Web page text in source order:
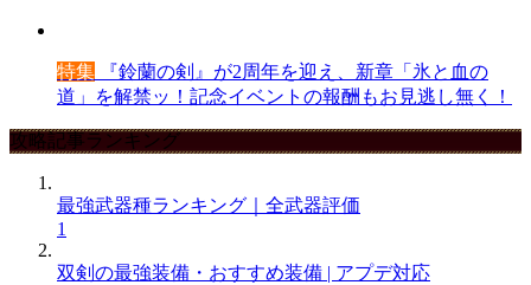
特集 『鈴蘭の剣』が2周年を迎え、新章「氷と血の
道」を解禁ッ！記念イベントの報酬もお見逃し無く！
攻略記事ランキング
最強武器種ランキング｜全武器評価
1
双剣の最強装備・おすすめ装備 | アプデ対応